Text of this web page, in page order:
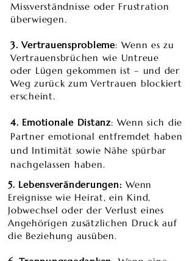
Missverständnisse oder Frustration
überwiegen.
3. Vertrauensprobleme: Wenn es zu
Vertrauensbrüchen wie Untreue
oder Lügen gekommen ist – und der
Weg zurück zum Vertrauen blockiert
erscheint.
4. Emotionale Distanz: Wenn sich die
Partner emotional entfremdet haben
und Intimität sowie Nähe spürbar
nachgelassen haben.
5. Lebensveränderungen: Wenn
Ereignisse wie Heirat, ein Kind,
Jobwechsel oder der Verlust eines
Angehörigen zusätzlichen Druck auf
die Beziehung ausüben.